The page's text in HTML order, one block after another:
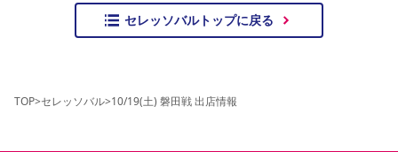
セレッソバルトップに戻る
TOP>セレッソバル>10/19(土) 磐田戦 出店情報